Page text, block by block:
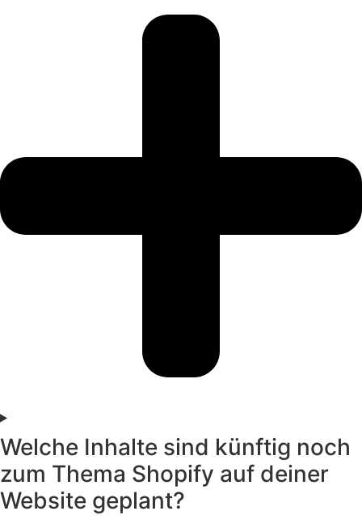
Welche Inhalte sind künftig noch
zum Thema Shopify auf deiner
Website geplant?